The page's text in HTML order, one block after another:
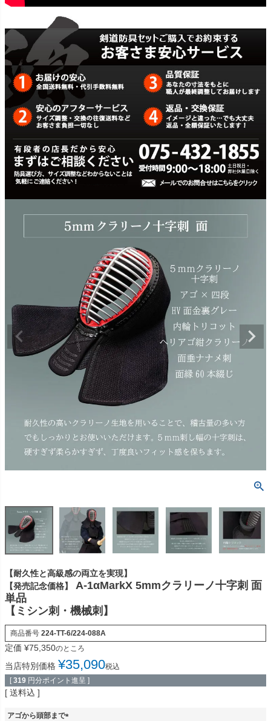
【耐久性と高級感の両立を実現】
【発売記念価格】
A-1αMarkX 5mmクラリーノ十字刺 面
単品
【ミシン刺・機械刺】
商品番号 224-TT-6/224-088A
定価 ¥75,350のところ
当店特別価格 ¥35,090税込
[ 319 円分ポイント進呈 ]
送料込
アゴから頭部まで